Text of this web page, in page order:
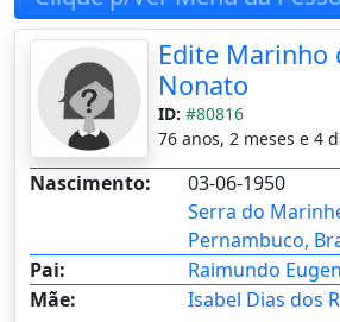
Edite Marinho
Nonato
ID: #80816
76 anos, 2 meses e 4
Nascimento:
03-06-1950
Serra do
Pernambuco,
Pai:
Raimundo
Mãe:
Isabel Dias dos